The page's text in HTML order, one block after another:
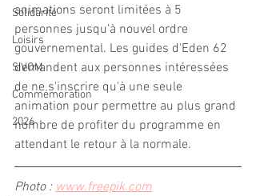
Solidarité
Loisirs
SIVOM
Commémoration
2026
animations seront limitées à 5
personnes jusqu’à nouvel ordre
gouvernemental. Les guides d'Eden 62
demandent aux personnes intéressées
de ne s'inscrire qu'à une seule
animation pour permettre au plus grand
nombre de profiter du programme en
attendant le retour à la normale.
Photo : www.freepik.com